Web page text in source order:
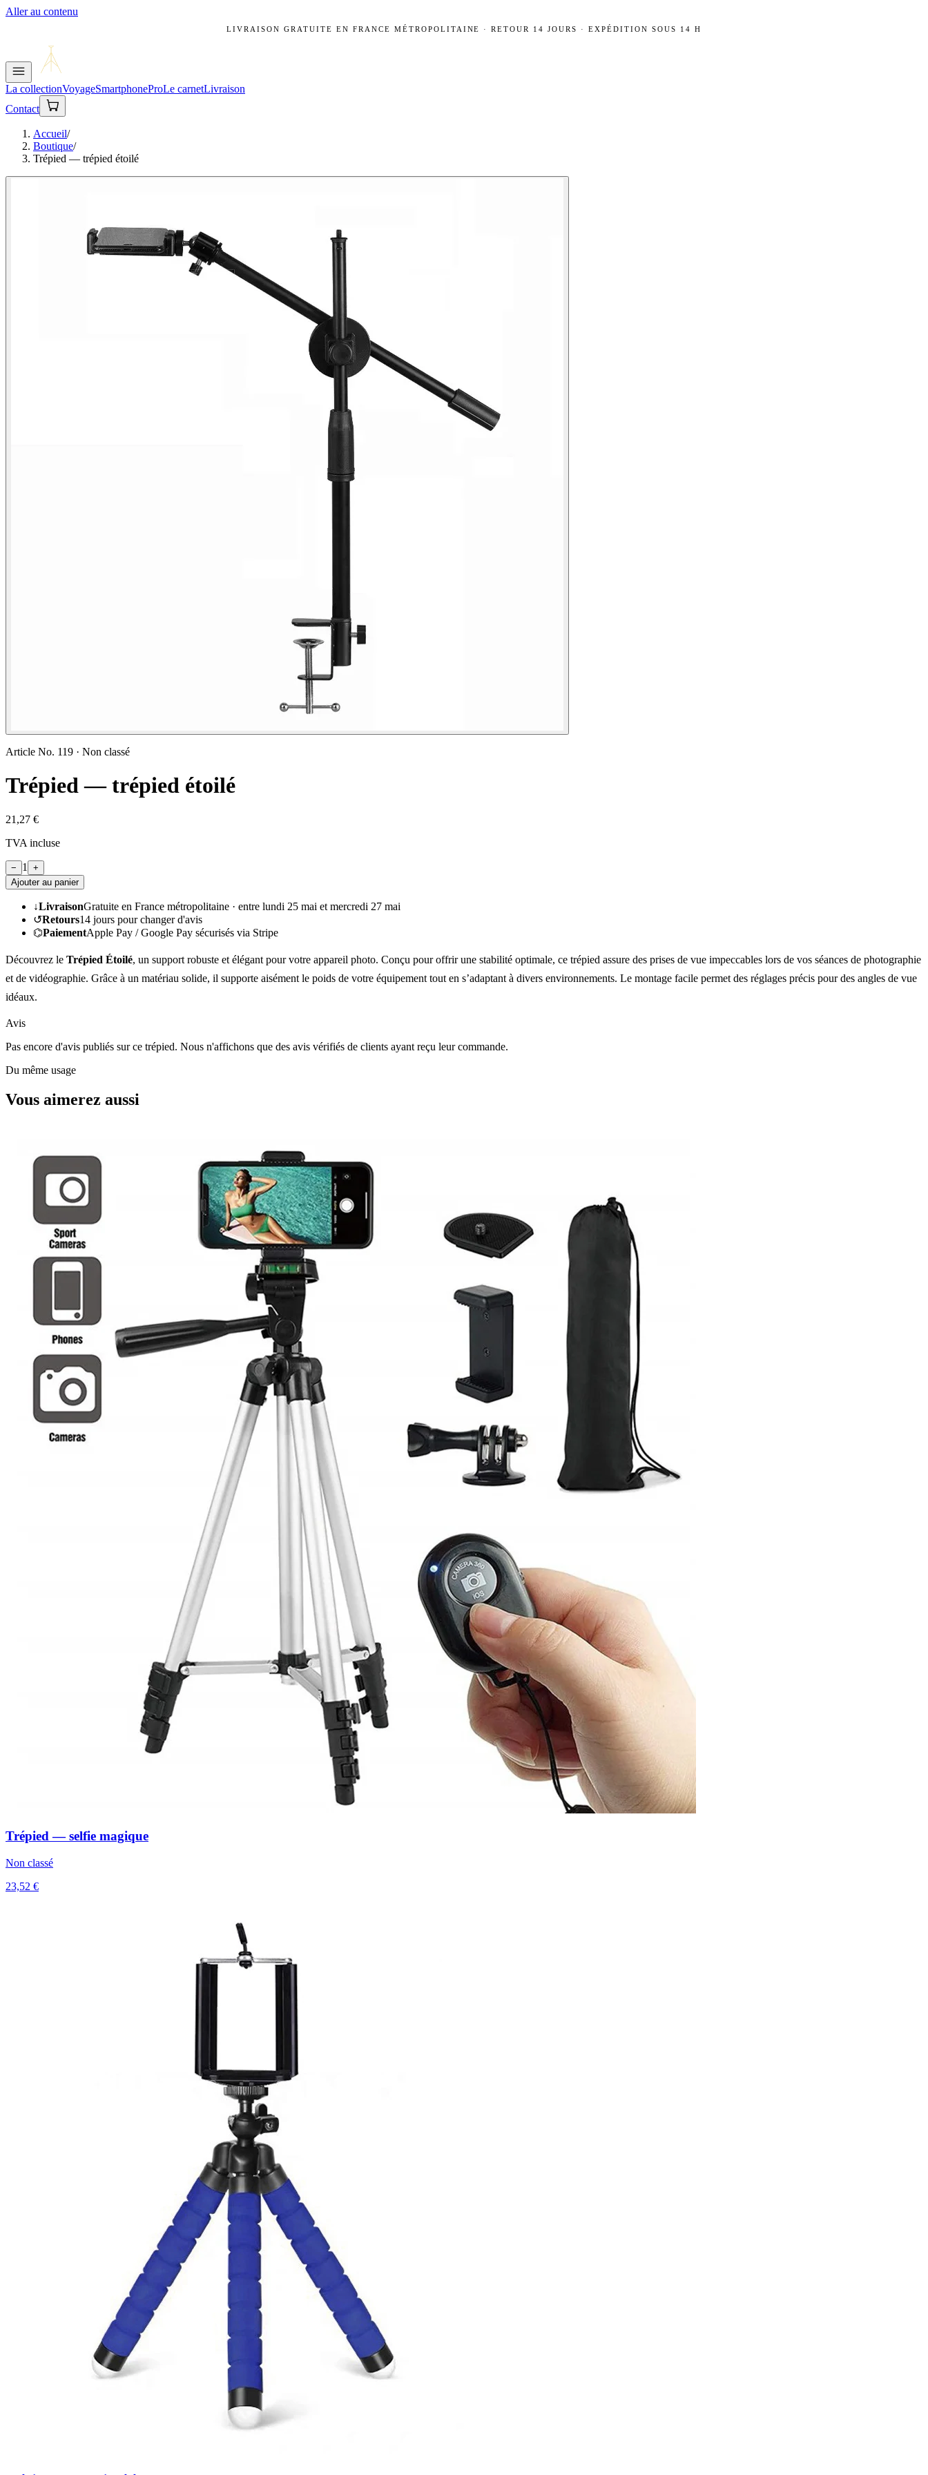
Aller au contenu
LIVRAISON GRATUITE EN FRANCE MÉTROPOLITAINE · RETOUR 14 JOURS · EXPÉDITION SOUS 14 H
La collectionVoyageSmartphoneProLe carnetLivraison
Contact
Accueil/
Boutique/
Trépied — trépied étoilé
Article No. 119 · Non classé
Trépied — trépied étoilé
21,27 €
TVA incluse
− 1
+
Ajouter au panier
↓LivraisonGratuite en France métropolitaine · entre lundi 25 mai et mercredi 27 mai
↺Retours14 jours pour changer d'avis
⌬PaiementApple Pay / Google Pay sécurisés via Stripe
Découvrez le Trépied Étoilé, un support robuste et élégant pour votre appareil photo. Conçu pour offrir une stabilité optimale, ce trépied assure des prises de vue impeccables lors de vos séances de photographie
et de vidéographie. Grâce à un matériau solide, il supporte aisément le poids de votre équipement tout en s’adaptant à divers environnements. Le montage facile permet des réglages précis pour des angles de vue
idéaux.
Avis
Pas encore d'avis publiés sur ce trépied. Nous n'affichons que des avis vérifiés de clients ayant reçu leur commande.
Du même usage
Vous aimerez aussi
Trépied — selfie magique
Non classé
23,52 €